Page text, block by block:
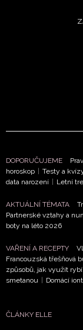
DOPORUČUJEME
horoskop | Testy a
data narození | Letní
AKTUÁLNÍ TÉMATA
Partnerské vztahy a
boty na léto 2026
VAŘENÍ A RECEPTY
Francouzská třešňová
způsobů, jak využít
smetanou | Domácí
ČLÁNKY ELLE